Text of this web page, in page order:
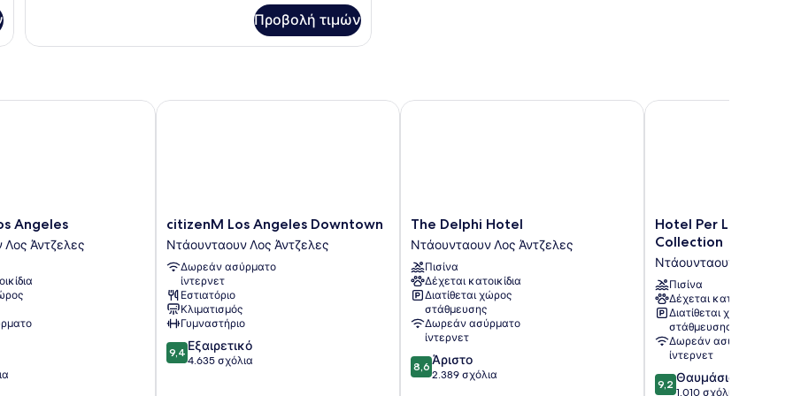
in))
Stuite
Προβολή τιμών
Angeles
Άντζελες
citizenM
Los
Angeles
Downtown
Ντάουνταουν
Λος
Άντζελες
citizenM Los Angeles Downtown
Ντάουνταουν Λος Άντζελες
Δωρεάν ασύρματο
ίντερνετ
Εστιατόριο
Κλιματισμός
Γυμναστήριο
9.4
στα
9,4 Εξαιρετικό
4.635 σχόλια
citizenM Los Angeles Downtown
The
Delphi
Hotel
Ντάουνταουν
Λος
Άντζελες
The Delphi Hotel
Ντάουνταουν Λος Άντζελες
Πισίνα
Δέχεται κατοικίδια
Διατίθεται χώρος
στάθμευσης
Δωρεάν ασύρματο
ίντερνετ
8.6
στα
8,6 Άριστο
2.389 σχόλια
The Delphi Hotel
Hotel
Per
La,
Autograph
Collection
Ντάουνταουν
Λος
Άντζελες
Hotel Per La,
Collection
Ντάουνταουν Λος
Πισίνα
Δέχεται κατοικίδια
Διατίθεται χώρος
στάθμευσης
Δωρεάν ασύρματο
ίντερνετ
9.2
στα
9,2 Θαυμάσιο
1.010 σχόλια
Hotel Per La,